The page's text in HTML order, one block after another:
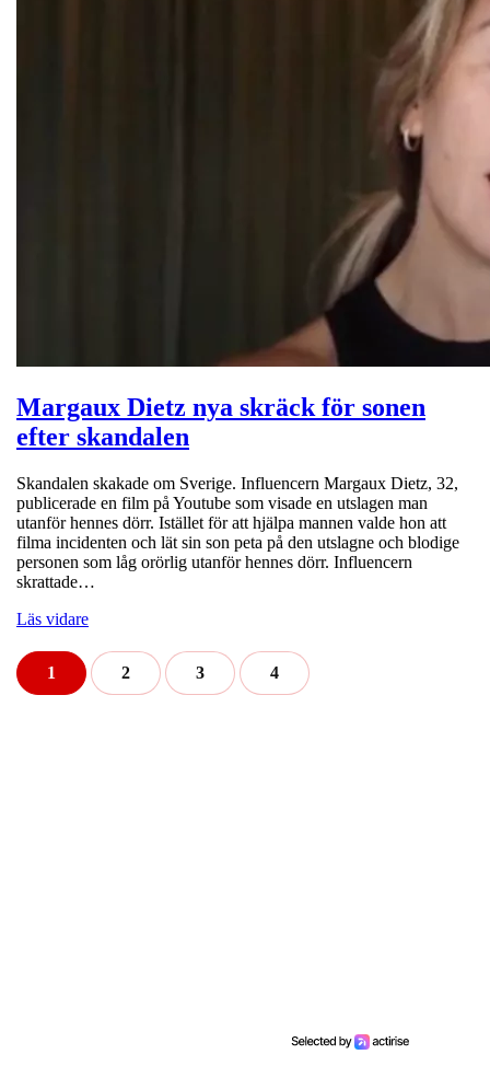
Margaux Dietz nya skräck för sonen
efter skandalen
Skandalen skakade om Sverige. Influencern Margaux Dietz, 32,
publicerade en film på Youtube som visade en utslagen man
utanför hennes dörr. Istället för att hjälpa mannen valde hon att
filma incidenten och lät sin son peta på den utslagne och blodige
personen som låg orörlig utanför hennes dörr. Influencern
skrattade…
Läs vidare
1 2 3 4